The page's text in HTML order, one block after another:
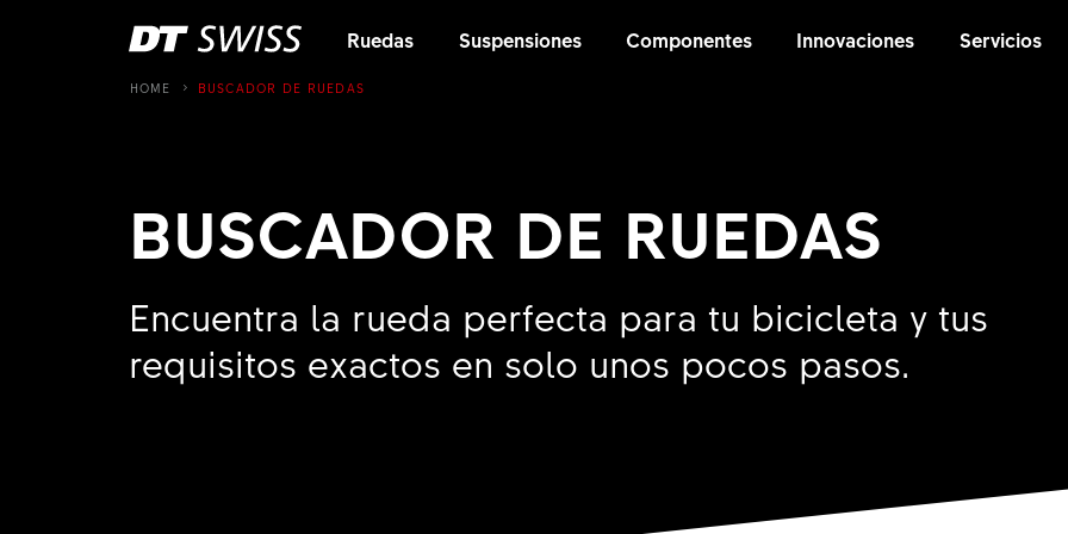
Ruedas Suspensiones Componentes Innovaciones Servicios
HOME BUSCADOR DE RUEDAS
BUSCADOR DE RUEDAS
Encuentra la rueda perfecta para tu bicicleta y tus
requisitos exactos en solo unos pocos pasos.